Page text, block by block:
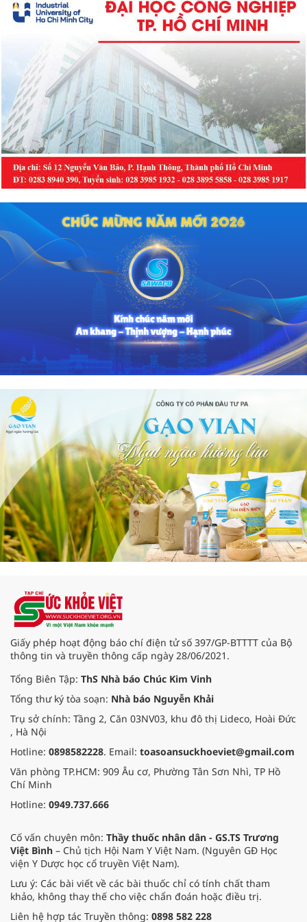
màn năm 2026 sẽ diễn ra vào lúc
14h00, thứ Ba, ngày 04/8/2026 tại
Bệnh viện Bạch Mai cơ sở Ninh
Bình.
Giấy phép hoạt động báo chí điện tử số 397/GP-BTTTT của Bộ
thông tin và truyền thông cấp ngày 28/06/2021.
Tổng Biên Tập: ThS Nhà báo Chúc Kim Vinh
Tổng thư ký tòa soạn: Nhà báo Nguyễn Khải
Trụ sở chính: Tầng 2, Căn 03NV03, khu đô thị Lideco, Hoài Đức
, Hà Nội
Hotline: 0898582228. Email: toasoansuckhoeviet@gmail.com
Văn phòng TP.HCM: 909 Âu cơ, Phường Tân Sơn Nhì, TP Hồ
Chí Minh
Hotline: 0949.737.666
Cố vấn chuyên môn: Thầy thuốc nhân dân - GS.TS Trương
Việt Bình – Chủ tịch Hội Nam Y Việt Nam. (Nguyên GĐ Học
viện Y Dược học cổ truyền Việt Nam).
Lưu ý: Các bài viết về các bài thuốc chỉ có tính chất tham
khảo, không thay thế cho việc chẩn đoán hoặc điều trị.
Liên hệ hợp tác Truyền thông: 0898 582 228